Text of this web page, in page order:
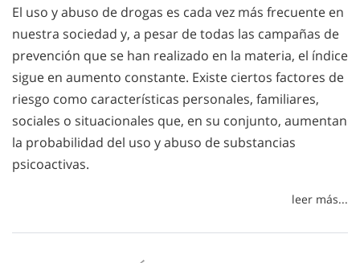
El uso y abuso de drogas es cada vez más frecuente en
nuestra sociedad y, a pesar de todas las campañas de
prevención que se han realizado en la materia, el índice
sigue en aumento constante. Existe ciertos factores de
riesgo como características personales, familiares,
sociales o situacionales que, en su conjunto, aumentan
la probabilidad del uso y abuso de substancias
psicoactivas.
leer más...